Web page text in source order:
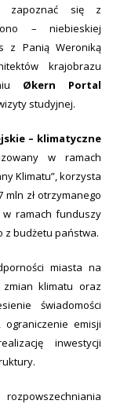
zapoznać się z
– niebieskiej
z Panią Weroniką
krajobrazu
Økern Portal
studyjnej.
– klimatyczne
w ramach
Klimatu”, korzysta
zł otrzymanego
w ramach funduszy
z budżetu państwa.
miasta na
klimatu oraz
świadomości
emisji
inwestycji